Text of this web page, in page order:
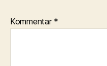
Kommentar *